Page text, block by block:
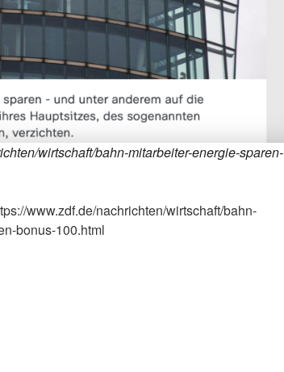
wirtschaft/bahn-mitarbeiter-energie-sparen-
www.zdf.de/nachrichten/wirtschaft/bahn-
bonus-100.html